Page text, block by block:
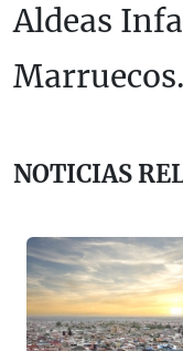
Aldeas
Marruecos.
NOTICIAS